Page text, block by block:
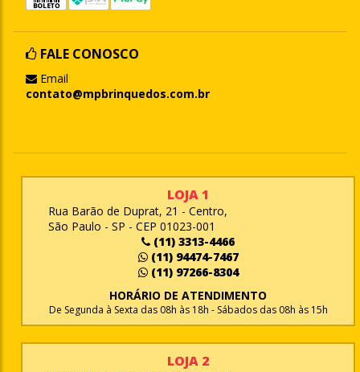
FALE CONOSCO
Email
contato@mpbrinquedos.com.br
LOJA 1
Rua Barão de Duprat, 21 - Centro,
São Paulo - SP - CEP 01023-001
(11) 3313-4466
(11) 94474-7467
(11) 97266-8304
HORÁRIO DE ATENDIMENTO
De Segunda à Sexta das 08h às 18h - Sábados das 08h às 15h
LOJA 2